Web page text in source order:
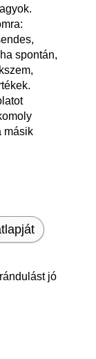
spontán,
másik
jó